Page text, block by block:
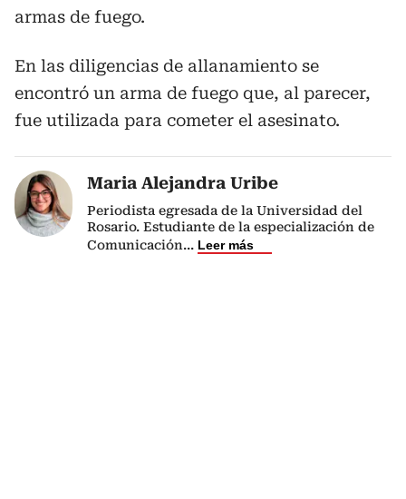
armas de fuego.
En las diligencias de allanamiento se
encontró un arma de fuego que, al parecer,
fue utilizada para cometer el asesinato.
Maria Alejandra Uribe
Periodista egresada de la Universidad del
Rosario. Estudiante de la especialización de
Comunicación... Leer más